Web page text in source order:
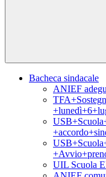
Bacheca sindacale
ANIEF
UIL Scuola